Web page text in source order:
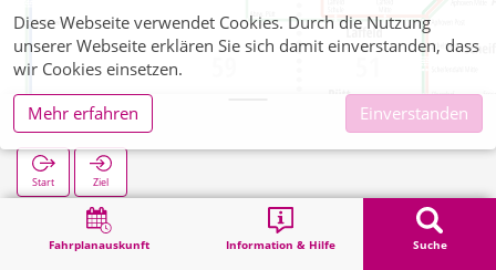
Fahrplanauskunft Information & Hilfe Suche
Grachtweg
Start Ziel
Grachtweg
Diese Webseite verwendet Cookies. Durch die Nutzung
unserer Webseite erklären Sie sich damit einverstanden, dass
wir Cookies einsetzen.
Mehr erfahren
Einverstanden